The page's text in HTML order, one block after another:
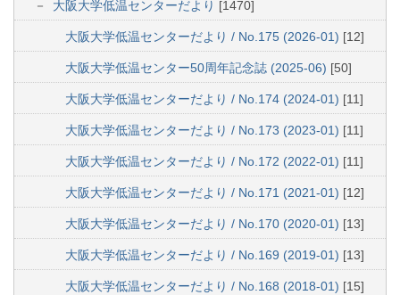
大阪大学低温センターだより [1470]
大阪大学低温センターだより / No.175 (2026-01) [12]
大阪大学低温センター50周年記念誌 (2025-06) [50]
大阪大学低温センターだより / No.174 (2024-01) [11]
大阪大学低温センターだより / No.173 (2023-01) [11]
大阪大学低温センターだより / No.172 (2022-01) [11]
大阪大学低温センターだより / No.171 (2021-01) [12]
大阪大学低温センターだより / No.170 (2020-01) [13]
大阪大学低温センターだより / No.169 (2019-01) [13]
大阪大学低温センターだより / No.168 (2018-01) [15]